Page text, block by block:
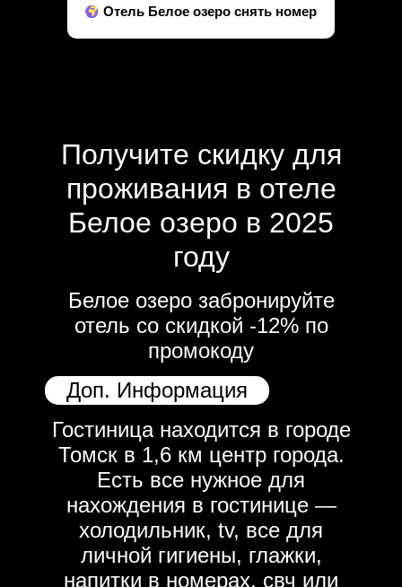
Отель Белое озеро снять номер
Получите скидку для
проживания в отеле
Белое озеро в 2025
году
Белое озеро забронируйте
отель со скидкой -12% по
промокоду
Доп. Информация
Гостиница находится в городе
Томск в 1,6 км центр города.
Есть все нужное для
нахождения в гостинице —
холодильник, tv, все для
личной гигиены, глажки,
напитки в номерах, свч или